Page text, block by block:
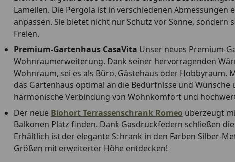
Lamellen. Die Pergola ist in verschiedenen
anpassen. Sie bietet nicht nur Schutz vor Sonne,
Freien.
Premium-Gartenhaus CasaVita Unser neues Premium-
Wohnraumerweiterung. Dank seiner hervorragenden
Wohnraum, sei es als Büro, Gästehaus oder
das Gartenhaus optimal an die Bedürfnisse und
harmonische Verbindung von Wohnkomfort und
Der neue Biohort Terrassenschrank Romeo überzeugt
Balkonen Platz finden. Dank Gasdruckfedern schließen
Erhältlich ist der elegante Schrank in den Farben Silber-
Größen mit erweiterter Höhe entdecken!